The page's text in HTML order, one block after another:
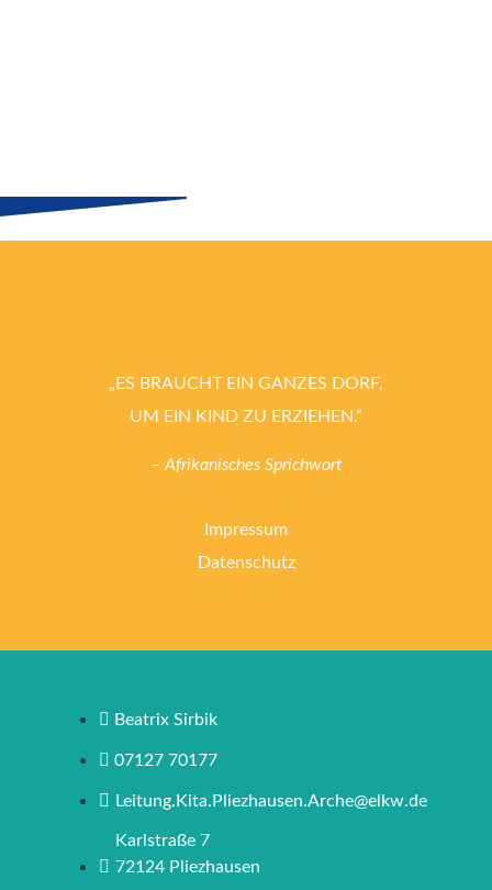
„ES BRAUCHT EIN GANZES DORF,
UM EIN KIND ZU ERZIEHEN.“
– Afrikanisches Sprichwort
Impressum
Datenschutz
Beatrix Sirbik
07127 70177
Leitung.Kita.Pliezhausen.Arche@elkw.de
Karlstraße 7
72124 Pliezhausen